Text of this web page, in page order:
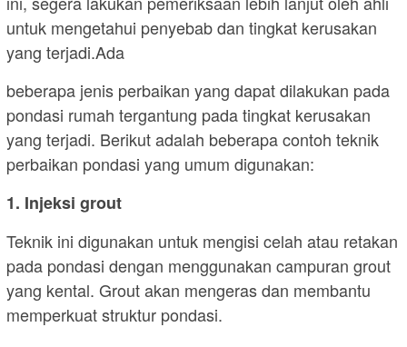
untuk mengetahui penyebab dan tingkat kerusakan
yang terjadi.Ada
beberapa jenis perbaikan yang dapat dilakukan pada
pondasi rumah tergantung pada tingkat kerusakan
yang terjadi. Berikut adalah beberapa contoh teknik
perbaikan pondasi yang umum digunakan:
1. Injeksi grout
Teknik ini digunakan untuk mengisi celah atau retakan
pada pondasi dengan menggunakan campuran grout
yang kental. Grout akan mengeras dan membantu
memperkuat struktur pondasi.